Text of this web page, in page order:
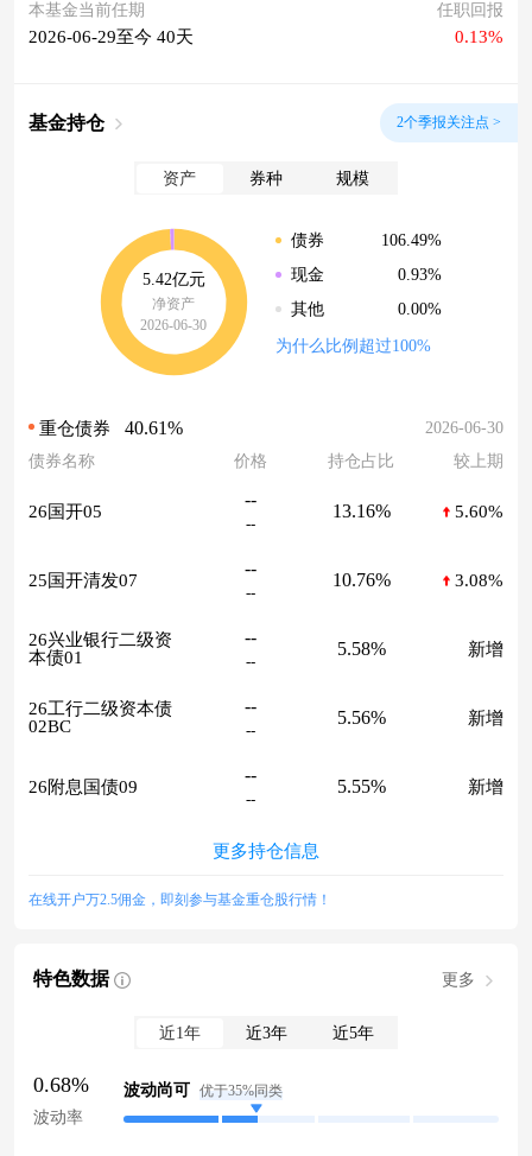
本基金当前任期
2026-06-29至今 40天
任职回报
0.13%
基金持仓 2个季报关注点 >
资产 券种 规模
5.42亿元
净资产
2026-06-30
债券
106.49%
现金
0.93%
其他
0.00%
为什么比例超过100%
重仓债券 40.61%
2026-06-30
债券名称
价格 持仓占比 较上期
26国开05
--
--
13.16% 5.60%
25国开清发07
--
--
10.76% 3.08%
26兴业银行二级资
本债01
--
--
5.58% 新增
26工行二级资本债
02BC
--
--
5.56% 新增
26附息国债09
--
--
5.55% 新增
更多持仓信息
在线开户万2.5佣金，即刻参与基金重仓股行情！
特色数据 更多
近1年 近3年 近5年
0.68%
波动率
波动尚可 优于35%同类